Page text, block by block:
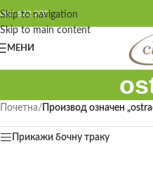
Skip to navigation
Skip to main content
062 622 200
МЕНИ
Почетна/ Производ oзначен
Прикажи бочну траку